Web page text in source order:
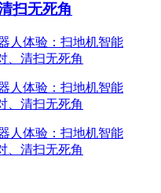
扫无死角